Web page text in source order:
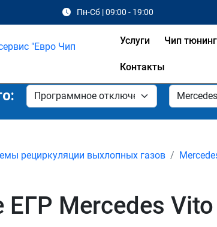
Пн-Сб | 09:00 - 19:00
Услуги Чип тюнинг
Контакты
рециркуляции выхлопных газов
Mercedes